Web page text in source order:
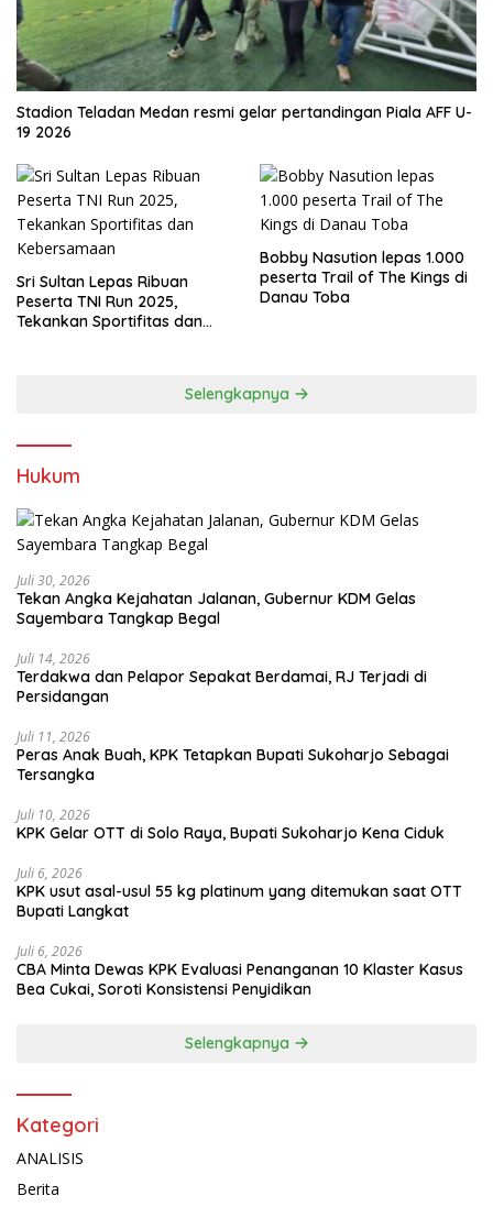
Stadion Teladan Medan resmi gelar pertandingan Piala AFF U-
19 2026
Sri Sultan Lepas Ribuan
Peserta TNI Run 2025,
Tekankan Sportifitas dan
Bobby Nasution lepas 1.000
peserta Trail of The Kings di
Danau Toba
Selengkapnya
Hukum
Juli 30, 2026
Tekan Angka Kejahatan Jalanan, Gubernur KDM Gelas
Sayembara Tangkap Begal
Juli 14, 2026
Terdakwa dan Pelapor Sepakat Berdamai, RJ Terjadi di
Persidangan
Juli 11, 2026
Peras Anak Buah, KPK Tetapkan Bupati Sukoharjo Sebagai
Tersangka
Juli 10, 2026
KPK Gelar OTT di Solo Raya, Bupati Sukoharjo Kena Ciduk
Juli 6, 2026
KPK usut asal-usul 55 kg platinum yang ditemukan saat OTT
Bupati Langkat
Juli 6, 2026
CBA Minta Dewas KPK Evaluasi Penanganan 10 Klaster Kasus
Bea Cukai, Soroti Konsistensi Penyidikan
Selengkapnya
Kategori
ANALISIS
Berita